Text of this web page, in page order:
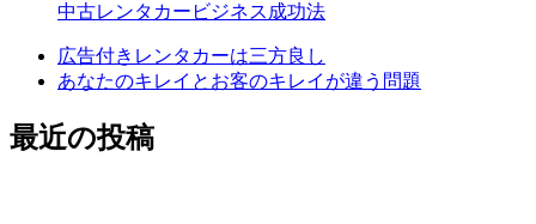
中古レンタカービジネス成功法
広告付きレンタカーは三方良し
あなたのキレイとお客のキレイが違う問題
最近の投稿